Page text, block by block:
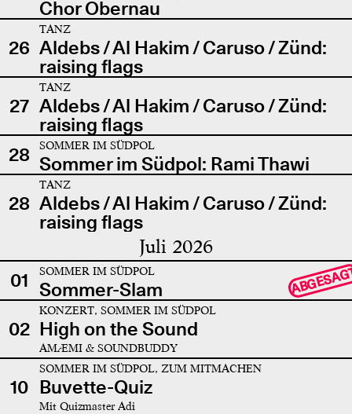
Chor Obernau
26
TANZ
Aldebs / Al Hakim / Caruso / Zünd:
raising flags
27
TANZ
Aldebs / Al Hakim / Caruso / Zünd:
raising flags
28
SOMMER IM SÜDPOL
Sommer im Südpol: Rami Thawi
28
TANZ
Aldebs / Al Hakim / Caruso / Zünd:
raising flags
Juli 2026
01 SOMMER IM SÜDPOL
Sommer-Slam
02
KONZERT, SOMMER IM SÜDPOL
High on the Sound
AMÆMI & SOUNDBUDDY
10
SOMMER IM SÜDPOL, ZUM MITMACHEN
Buvette-Quiz
Mit Quizmaster Adi